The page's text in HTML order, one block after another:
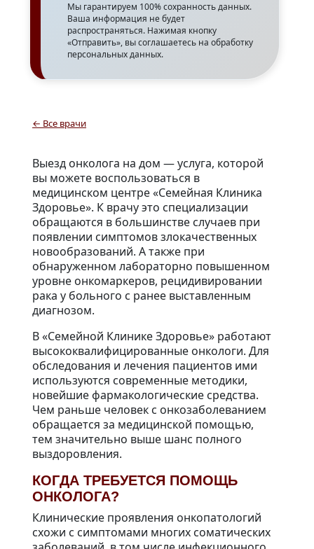
Мы гарантируем 100% сохранность данных.
Ваша информация не будет
распространяться. Нажимая кнопку
«Отправить», вы соглашаетесь на обработку
персональных данных.
← Все врачи
Выезд онколога на дом — услуга, которой
вы можете воспользоваться в
медицинском центре «Семейная Клиника
Здоровье». К врачу это специализации
обращаются в большинстве случаев при
появлении симптомов злокачественных
новообразований. А также при
обнаруженном лабораторно повышенном
уровне онкомаркеров, рецидивировании
рака у больного с ранее выставленным
диагнозом.
В «Семейной Клинике Здоровье» работают
высококвалифицированные онкологи. Для
обследования и лечения пациентов ими
используются современные методики,
новейшие фармакологические средства.
Чем раньше человек с онкозаболеванием
обращается за медицинской помощью,
тем значительно выше шанс полного
выздоровления.
КОГДА ТРЕБУЕТСЯ ПОМОЩЬ
ОНКОЛОГА?
Клинические проявления онкопатологий
схожи с симптомами многих соматических